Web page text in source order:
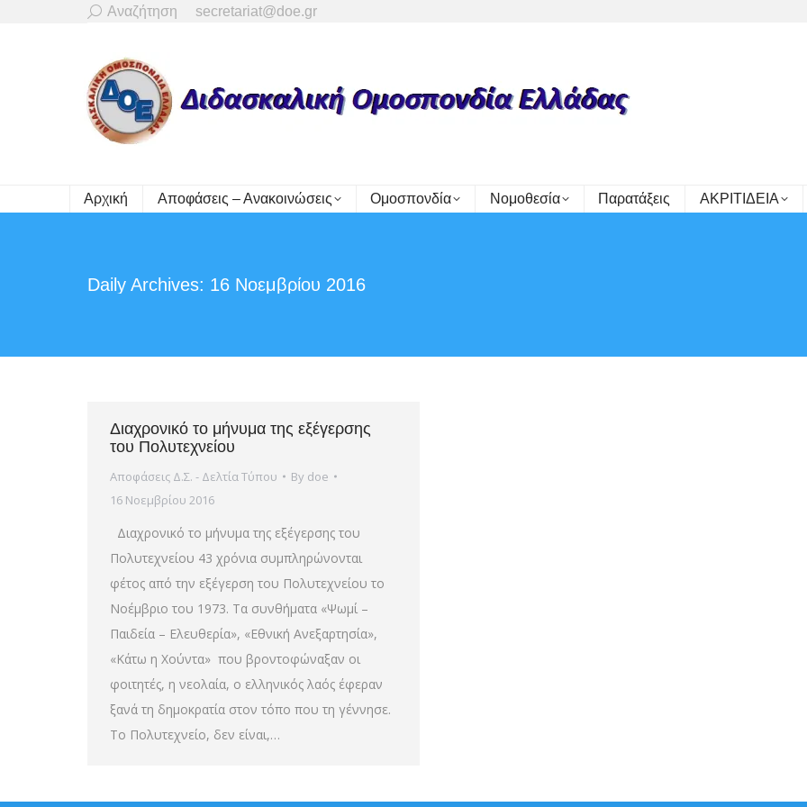
Search:
Αναζήτηση secretariat@doe.gr
Αρχική Αποφάσεις – Ανακοινώσεις Ομοσπονδία Νομοθεσία Παρατάξεις ΑΚΡΙΤΙΔΕΙΑ
Daily Archives: 16 Νοεμβρίου 2016
Διαχρονικό το μήνυμα της εξέγερσης
του Πολυτεχνείου
Αποφάσεις Δ.Σ. - Δελτία Τύπου By doe
16 Νοεμβρίου 2016
Διαχρονικό το μήνυμα της εξέγερσης του
Πολυτεχνείου 43 χρόνια συμπληρώνονται
φέτος από την εξέγερση του Πολυτεχνείου το
Νοέμβριο του 1973. Τα συνθήματα «Ψωμί –
Παιδεία – Ελευθερία», «Εθνική Ανεξαρτησία»,
«Κάτω η Χούντα» που βροντοφώναξαν οι
φοιτητές, η νεολαία, ο ελληνικός λαός έφεραν
ξανά τη δημοκρατία στον τόπο που τη γέννησε.
Το Πολυτεχνείο, δεν είναι,…